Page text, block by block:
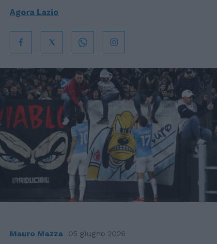
Agora Lazio
Mauro Mazza 05 giugno 2026